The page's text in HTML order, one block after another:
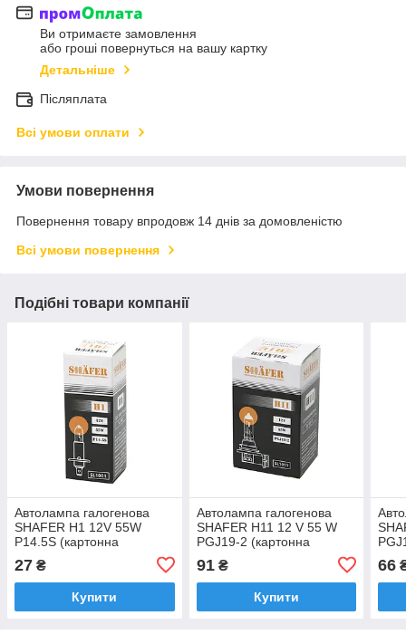
Ви отримаєте замовлення
або гроші повернуться на вашу картку
Детальніше
Післяплата
Всі умови оплати
Умови повернення
Повернення товару впродовж 14 днів за домовленістю
Всі умови повернення
Подібні товари компанії
Автолампа галогенова
SHAFER H1 12V 55W
P14.5S (картонна
упаковка 1 шт.) (SL1001)
27 ₴
Купити
Автолампа галогенова
SHAFER H11 12 V 55 W
PGJ19-2 (картонна
упаковка 1 шт.) (SL1011)
91₴
Купити
66